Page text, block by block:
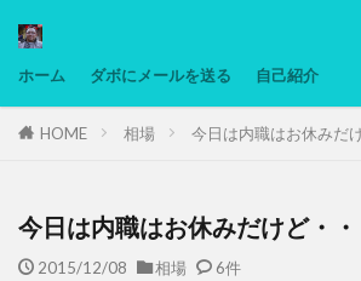
ホーム ダボにメールを送る 自己紹介
HOME 相場 今日は内職はお休みだ
今日は内職はお休みだけど・・
2015/12/08 相場 6件
タグ
マレーシア動画
ヨーグルト